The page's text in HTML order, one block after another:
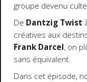
groupe devenu
De Dantzig Twist
créatives aux
Frank Darcel, on
sans équivalent.
Dans cet épisode,